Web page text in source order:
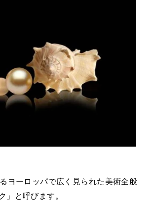
ヨーロッパで広く見られた美術全般
」と呼びます。